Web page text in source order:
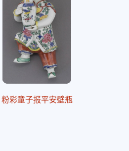
粉彩童子报平安壁瓶